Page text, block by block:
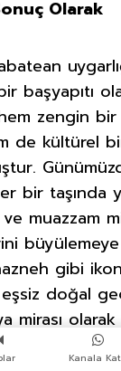
Olarak
başyapıtı
zengin
de kültürel
bir taşında
muazzam
gibi
doğal
mirası
aynı
Kanala